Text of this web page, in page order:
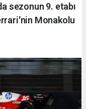
sezonun 9. etabı
Monakolu